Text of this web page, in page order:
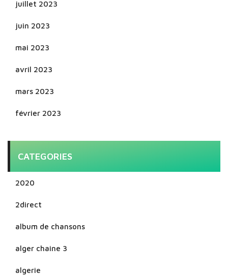
juillet 2023
juin 2023
mai 2023
avril 2023
mars 2023
février 2023
CATEGORIES
2020
2direct
album de chansons
alger chaine 3
algerie